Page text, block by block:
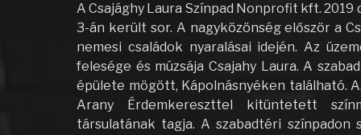
A Csajághy Laura Színpad Nonprofit kft.
3-án került sor. A nagyközönség először a
nemesi családok nyaralásai idején. Az
felesége és múzsája Csajahy Laura. A
épülete mögött, Kápolnásnyéken található.
Arany Érdemkereszttel kitüntetett
társulatának tagja. A szabadtéri